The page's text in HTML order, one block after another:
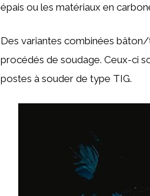
épais ou les matériaux en
Des variantes combinées
procédés de soudage. Ceux-ci
postes à souder de type TIG.